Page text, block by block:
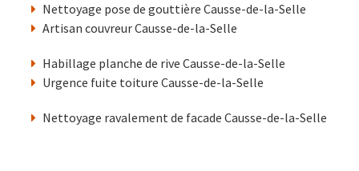
Nettoyage pose de gouttière Causse-de-la-Selle
Artisan couvreur Causse-de-la-Selle
Habillage planche de rive Causse-de-la-Selle
Urgence fuite toiture Causse-de-la-Selle
Nettoyage ravalement de facade Causse-de-la-Selle